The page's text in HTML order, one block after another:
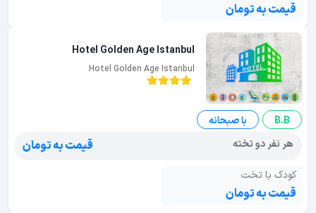
قیمت به تومان
Hotel Golden Age Istanbul
Hotel Golden Age Istanbul
B.B
با صبحانه
هر نفر دو تخته
قیمت به تومان
کودک با تخت
قیمت به تومان